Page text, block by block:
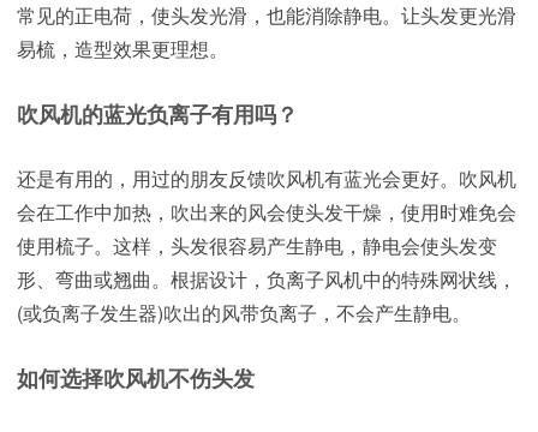
常见的正电荷，使头发光滑，也能消除静电。让头发更光滑
易梳，造型效果更理想。
吹风机的蓝光负离子有用吗？
还是有用的，用过的朋友反馈吹风机有蓝光会更好。吹风机
会在工作中加热，吹出来的风会使头发干燥，使用时难免会
使用梳子。这样，头发很容易产生静电，静电会使头发变
形、弯曲或翘曲。根据设计，负离子风机中的特殊网状线，
(或负离子发生器)吹出的风带负离子，不会产生静电。
如何选择吹风机不伤头发